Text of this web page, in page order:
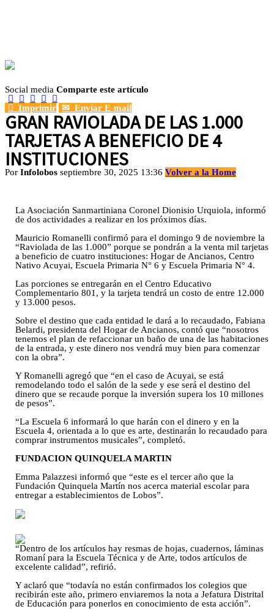
Social media Comparte este artículo

  


Imprimir ✉ Enviar E-mail
GRAN RAVIOLADA DE LAS 1.000
TARJETAS A BENEFICIO DE 4
INSTITUCIONES
Por Infolobos septiembre 30, 2025 13:36 Volver a la Home
La Asociación Sanmartiniana Coronel Dionisio Urquiola, informó
de dos actividades a realizar en los próximos días.
Mauricio Romanelli confirmó para el domingo 9 de noviembre la
“Raviolada de las 1.000” porque se pondrán a la venta mil tarjetas
a beneficio de cuatro instituciones: Hogar de Ancianos, Centro
Nativo Acuyai, Escuela Primaria N° 6 y Escuela Primaria N° 4.
Las porciones se entregarán en el Centro Educativo
Complementario 801, y la tarjeta tendrá un costo de entre 12.000
y 13.000 pesos.
Sobre el destino que cada entidad le dará a lo recaudado, Fabiana
Belardi, presidenta del Hogar de Ancianos, contó que “nosotros
tenemos el plan de refaccionar un baño de una de las habitaciones
de la entrada, y este dinero nos vendrá muy bien para comenzar
con la obra”.
Y Romanelli agregó que “en el caso de Acuyai, se está
remodelando todo el salón de la sede y ese será el destino del
dinero que se recaude porque la inversión supera los 10 millones
de pesos”.
“La Escuela 6 informará lo que harán con el dinero y en la
Escuela 4, orientada a lo que es arte, destinarán lo recaudado para
comprar instrumentos musicales”, completó.
FUNDACION QUINQUELA MARTIN
Emma Palazzesi informó que “este es el tercer año que la
Fundación Quinquela Martín nos acerca material escolar para
entregar a establecimientos de Lobos”.
“Dentro de los artículos hay resmas de hojas, cuadernos, láminas
Romaní para la Escuela Técnica y de Arte, todos artículos de
excelente calidad”, refirió.
Y aclaró que “todavía no están confirmados los colegios que
recibirán este año, primero enviaremos la nota a Jefatura Distrital
de Educación para ponerlos en conocimiento de esta acción”.